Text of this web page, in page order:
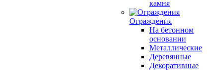
камня
Ограждения
На бетонном
основании
Металлические
Деревянные
Декоративные